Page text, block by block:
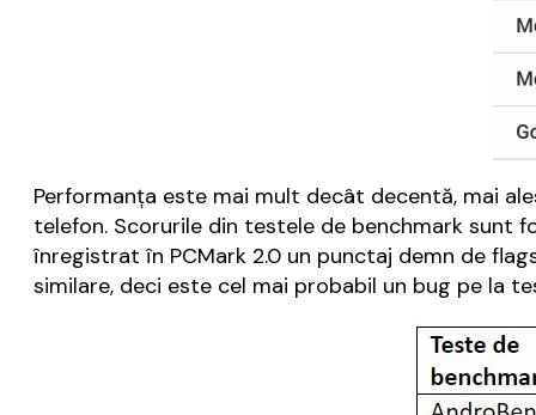
Performanța este mai mult decât decentă, mai
telefon. Scorurile din testele de benchmark sunt
înregistrat în PCMark 2.0 un punctaj demn de
similare, deci este cel mai probabil un bug pe la